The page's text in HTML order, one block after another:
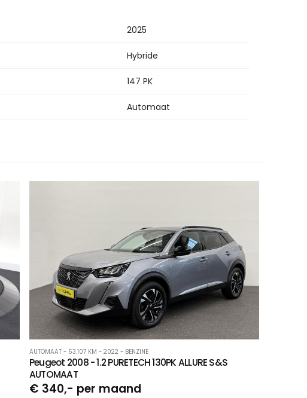
2025
Hybride
147 PK
Automaat
AUTOMAAT - 53.107 KM - 2022 - BENZINE
Peugeot 2008 - 1.2 PURETECH 130PK ALLURE S&S
AUTOMAAT
€ 340,- per maand